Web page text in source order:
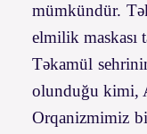
mümkündür.
elmilik maskası
Təkamül
olunduğu kimi,
Orqanizmimiz